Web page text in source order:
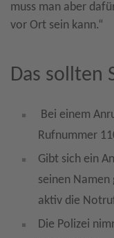
muss man aber
vor Ort sein kann.“
Das sollten
Bei einem
Rufnummer
Gibt sich ein
seinen Namen
aktiv die
Die Polizei